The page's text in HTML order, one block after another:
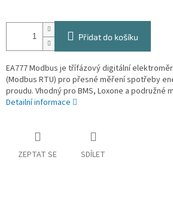
Přidat do košíku
EA777 Modbus je třífázový digitální
(Modbus RTU) pro přesné měření spotřeby
proudu. Vhodný pro BMS, Loxone a podružné
Detailní informace
ZEPTAT SE SDÍLET